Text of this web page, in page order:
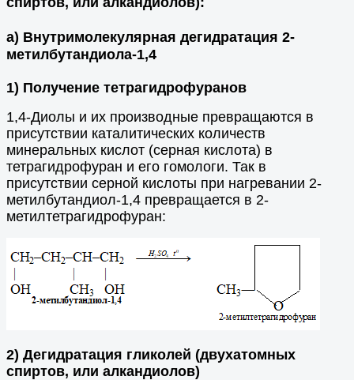
а) Внутримолекулярная дегидратация 2-
метилбутандиола-1,4
1) Получение тетрагидрофуранов
1,4-Диолы и их производные превращаются в
присутствии каталитических количеств
минеральных кислот (серная кислота) в
тетрагидрофуран и его гомологи. Так в
присутствии серной кислоты при нагревании 2-
метилбутандиол-1,4 превращается в 2-
метилтетрагидрофуран:
2) Дегидратация гликолей (двухатомных
спиртов, или алкандиолов)